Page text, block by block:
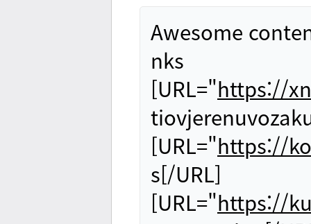
Awesome
nks
[URL="https://
[URL="https://
s[/URL]
[URL="https://